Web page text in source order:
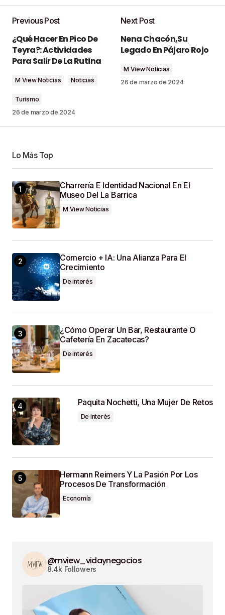
publicada. Los campos obligatorios están
marcados con*
Comment
Your E-Mail
Guardar Mi Nombre, Correo Electrónico Y Sitio
Web En Este Navegador Para La Próxima Vez
Que Haga Un Comentario.
SUBMIT COMMENT
Previous Post
¿Qué Hacer En Pico De
Teyra?: Actividades
Para Salir De La Rutina
M View Noticias Noticias
Turismo
26 de marzo de 2024
Next Post
Nena Chacón,su
Legado En Pájaro Rojo
M View Noticias
26 de marzo de 2024
Lo Más Top
Charrería E Identidad Nacional En El
Museo Del La Barrica
M View Noticias
Comercio + IA: Una Alianza Para El
Crecimiento
De interés
¿Cómo Operar Un Bar, Restaurante O
Cafetería En Zacatecas?
De interés
Paquita Nochetti, Una Mujer De Retos
De interés
Hermann Reimers Y La Pasión Por Los
Procesos De Transformación
Economía
@mview_vidaynegocios
8.4k Followers